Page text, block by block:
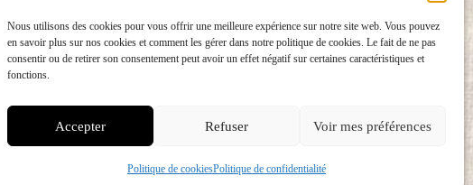
Nous utilisons des cookies pour vous offrir une meilleure expérience sur notre site web. Vous pouvez
en savoir plus sur nos cookies et comment les gérer dans notre politique de cookies. Le fait de ne pas
consentir ou de retirer son consentement peut avoir un effet négatif sur certaines caractéristiques et
fonctions.
Accepter Refuser Voir mes préférences
Politique de cookiesPolitique de confidentialité